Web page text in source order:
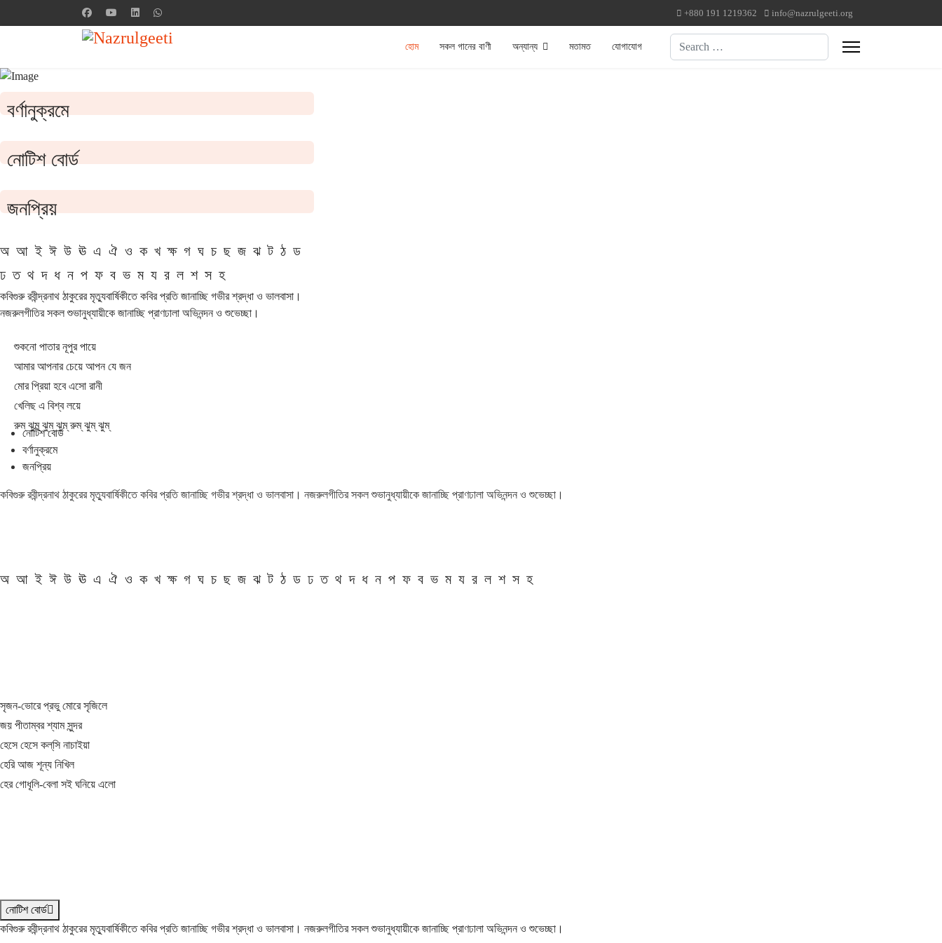
+880 191 1219362 info@nazrulgeeti.org
হোম সকল গানের বাণী অন্যান্য মতামত যোগাযোগ Search
বর্ণানুক্রমে
নোটিশ বোর্ড
জনপ্রিয়
অ আ ই ঈ উ ঊ এ ঐ ও ক খ ক্ষ গ ঘ চ ছ জ ঝ ট ঠ ড
ঢ ত থ দ ধ ন প ফ ব ভ ম য র ল শ স হ
কবিগুরু রবীন্দ্রনাথ ঠাকুরের মৃত্যুবার্ষিকীতে কবির প্রতি জানাচ্ছি গভীর শ্রদ্ধা ও ভালবাসা।
নজরুলগীতির সকল শুভানুধ্যায়ীকে জানাচ্ছি প্রাণঢালা অভিনন্দন ও শুভেচ্ছা।
শুকনো পাতার নূপুর পায়ে
আমার আপনার চেয়ে আপন যে জন
মোর প্রিয়া হবে এসো রানী
খেলিছ এ বিশ্ব লয়ে
রুম্ ঝুম্ ঝুম্ ঝুম্ রুম্ ঝুম্ ঝুম্
নোটিশ বোর্ড
বর্ণানুক্রমে
জনপ্রিয়
কবিগুরু রবীন্দ্রনাথ ঠাকুরের মৃত্যুবার্ষিকীতে কবির প্রতি জানাচ্ছি গভীর শ্রদ্ধা ও ভালবাসা। নজরুলগীতির সকল শুভানুধ্যায়ীকে জানাচ্ছি প্রাণঢালা অভিনন্দন ও শুভেচ্ছা।
অ আ ই ঈ উ ঊ এ ঐ ও ক খ ক্ষ গ ঘ চ ছ জ ঝ ট ঠ ড ঢ ত থ দ ধ ন প ফ ব ভ ম য র ল শ স হ
সৃজন-ভোরে প্রভু মোরে সৃজিলে
জয় পীতাম্বর শ্যাম সুন্দর
হেসে হেসে কল্‌সি নাচাইয়া
হেরি আজ শূন্য নিখিল
হের গোধূলি-বেলা সই ঘনিয়ে এলো
নোটিশ বোর্ড
কবিগুরু রবীন্দ্রনাথ ঠাকুরের মৃত্যুবার্ষিকীতে কবির প্রতি জানাচ্ছি গভীর শ্রদ্ধা ও ভালবাসা। নজরুলগীতির সকল শুভানুধ্যায়ীকে জানাচ্ছি প্রাণঢালা অভিনন্দন ও শুভেচ্ছা।